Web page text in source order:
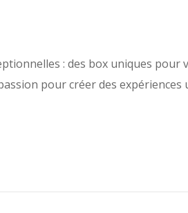
: des box uniques pour
pour créer des expériences